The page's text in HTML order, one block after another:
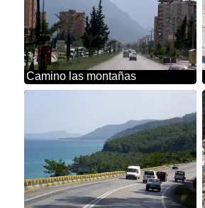
Camino las montañas